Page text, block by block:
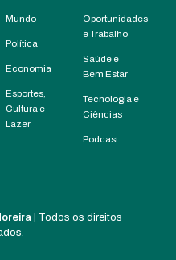
Mundo
Política
Economia
Esportes,
Cultura e
Lazer
Oportunidades
e Trabalho
Saúde e
Bem Estar
Tecnologia e
Ciências
Podcast
| Todos os direitos